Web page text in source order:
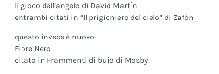
Il gioco dell’angelo di David Martín
entrambi citati in “Il prigioniero del cielo” di Zafòn
questo invece è nuovo
Fiore Nero
citato in Frammenti di buio di Mosby